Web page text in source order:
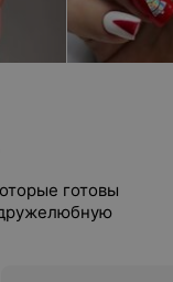
готовы